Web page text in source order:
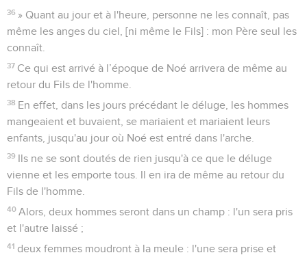
36 » Quant au jour et à l'heure, personne ne les connaît, pas
même les anges du ciel, [ni même le Fils] : mon Père seul les
connaît.
37 Ce qui est arrivé à l’époque de Noé arrivera de même au
retour du Fils de l'homme.
38 En effet, dans les jours précédant le déluge, les hommes
mangeaient et buvaient, se mariaient et mariaient leurs
enfants, jusqu'au jour où Noé est entré dans l'arche.
39 Ils ne se sont doutés de rien jusqu'à ce que le déluge
vienne et les emporte tous. Il en ira de même au retour du
Fils de l'homme.
40 Alors, deux hommes seront dans un champ : l'un sera pris
et l'autre laissé ;
41 deux femmes moudront à la meule : l'une sera prise et